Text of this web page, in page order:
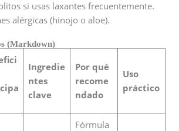
si usas laxantes frecuentemente.
alérgicas (hinojo o aloe).
(Markdown)
Ingredie
ntes
clave
Por qué
recome
ndado
Uso
práctico
Fórmula